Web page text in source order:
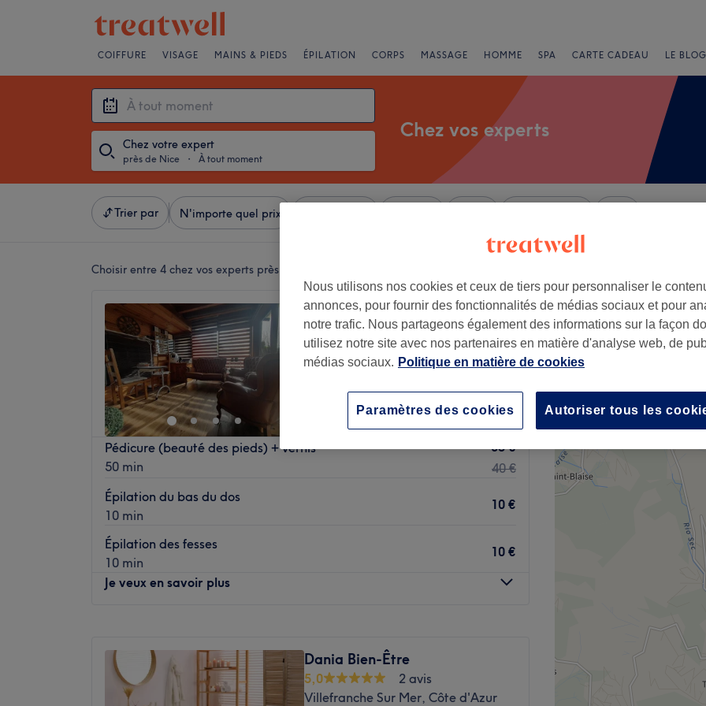
COIFFURE VISAGE MAINS & PIEDS ÉPILATION CORPS MASSAGE HOMME SPA CARTE CADEAU LE
Chez votre expert
près de Nice ・ À tout moment
Chez vos experts
Trier par N'importe quel prix
Choisir entre 4 chez vos experts près de Nice
julia esthétique
5,0
47 avis
Saint-Philippe, Nice
Chez votre expert
Pédicure (beauté des pieds) + vernis
50 min
35 €
40 €
Épilation du bas du dos
10 min
10 €
Épilation des fesses
10 min
10 €
Je veux en savoir plus
Mercredi
09:00 –18:30
Jeudi
08:30–17:30
Vendredi
08:30 17:30
Dania Bien-Être
5,0
2 avis
Villefranche Sur Mer, Côte d'Azur
+
−
Nous utilisons nos cookies et ceux de tiers pour personnaliser le
annonces, pour fournir des fonctionnalités de médias sociaux et pour
notre trafic. Nous partageons également des informations sur la façon
utilisez notre site avec nos partenaires en matière d'analyse web, de
médias sociaux. Politique en matière de cookies
Autoriser tous les
Paramètres des cookies